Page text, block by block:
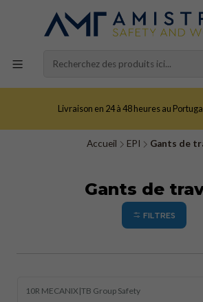
Livraison en 24 à 48 heures au
Accueil EPI Gants de
Gants de
FILTRES
10R MECANIX |TB Group Safety